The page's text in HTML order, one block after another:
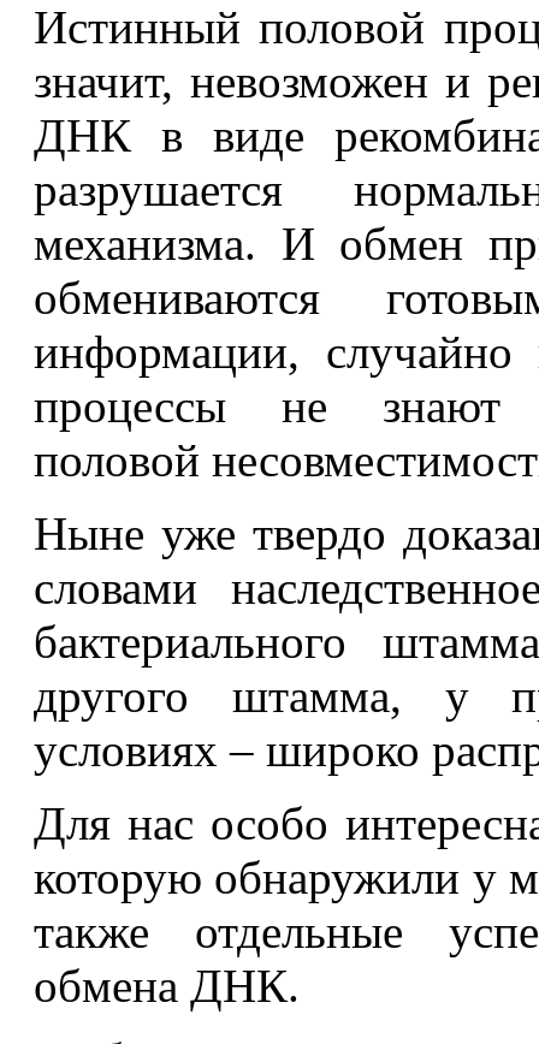
Истинный половой
значит, невозможен и
ДНК в виде
разрушается
механизма. И обмен
обмениваются
информации,
процессы не знают
половой
Ныне уже твердо
словами
бактериального
другого штамма, у
условиях – широко
Для нас особо
которую обнаружили у
также отдельные
обмена ДНК.